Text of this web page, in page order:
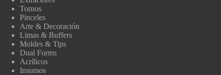
Tornos
Pinceles
Arte & Decoración
Limas & Buffers
Moldes & Tips
Dual Forms
Acrílicos
Insumos